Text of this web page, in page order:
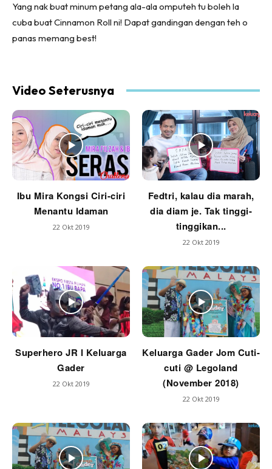
Yang nak buat minum petang ala-ala omputeh tu boleh la
cuba buat Cinnamon Roll ni! Dapat gandingan dengan teh o
panas memang best!
Video Seterusnya
Ibu Mira Kongsi Ciri-ciri
Menantu Idaman
22 Okt 2019
Fedtri, kalau dia marah,
dia diam je. Tak tinggi-
tinggikan...
22 Okt 2019
Superhero JR l Keluarga
Gader
22 Okt 2019
Keluarga Gader Jom Cuti-
cuti @ Legoland
(November 2018)
22 Okt 2019